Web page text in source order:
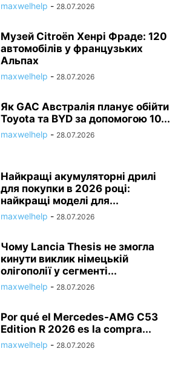
maxwelhelp - 28.07.2026
Музей Citroën Хенрі Фраде: 120
автомобілів у французьких
Альпах
maxwelhelp - 28.07.2026
Як GAC Австралія планує обійти
Toyota та BYD за допомогою 10...
maxwelhelp - 28.07.2026
Найкращі акумуляторні дрилі
для покупки в 2026 році:
найкращі моделі для...
maxwelhelp - 28.07.2026
Чому Lancia Thesis не змогла
кинути виклик німецькій
олігополії у сегменті...
maxwelhelp - 28.07.2026
Por qué el Mercedes-AMG C53
Edition R 2026 es la compra...
maxwelhelp - 28.07.2026